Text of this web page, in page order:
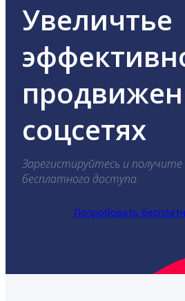
Увеличтье
соцсетях
Зарегистируйтесь и получите
бесплатного доступа.
Попробовать